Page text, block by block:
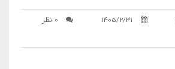
1405/2/31 0 نظر